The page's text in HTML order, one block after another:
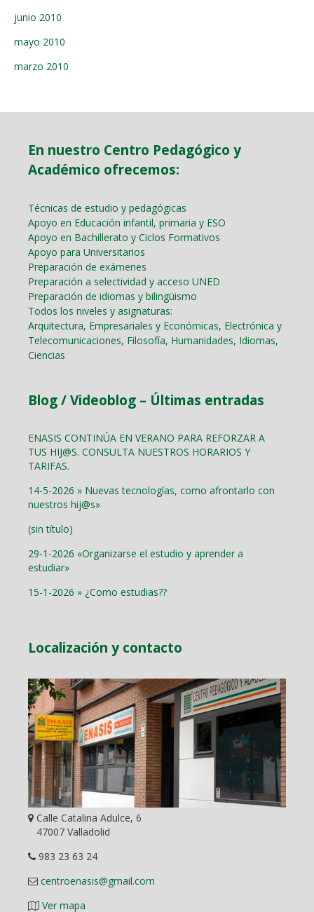
junio 2010
mayo 2010
marzo 2010
En nuestro Centro Pedagógico y
Académico ofrecemos:
Técnicas de estudio y pedagógicas
Apoyo en Educación infantil, primaria y ESO
Apoyo en Bachillerato y Ciclos Formativos
Apoyo para Universitarios
Preparación de exámenes
Preparación a selectividad y acceso UNED
Preparación de idiomas y bilingüismo
Todos los niveles y asignaturas:
Arquitectura, Empresariales y Económicas, Electrónica y
Telecomunicaciones, Filosofía, Humanidades, Idiomas,
Ciencias
Blog / Videoblog – Últimas entradas
ENASIS CONTINÚA EN VERANO PARA REFORZAR A
TUS HIJ@S. CONSULTA NUESTROS HORARIOS Y
TARIFAS.
14-5-2026 » Nuevas tecnologías, como afrontarlo con
nuestros hij@s»
(sin título)
29-1-2026 «Organizarse el estudio y aprender a
estudiar»
15-1-2026 » ¿Como estudias??
Localización y contacto
Calle Catalina Adulce, 6
47007 Valladolid
983 23 63 24
centroenasis@gmail.com
Ver mapa